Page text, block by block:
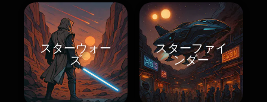
スターウォー
ズ
スターファイ
ンダー